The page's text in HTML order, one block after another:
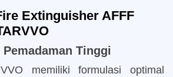
Extinguisher AFFF
Tinggi
memiliki formulasi optimal